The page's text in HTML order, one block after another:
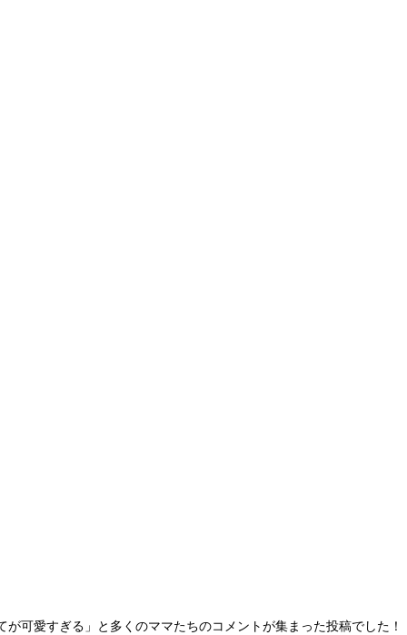
可愛すぎる」と多くのママたちのコメントが集まった投稿でした！